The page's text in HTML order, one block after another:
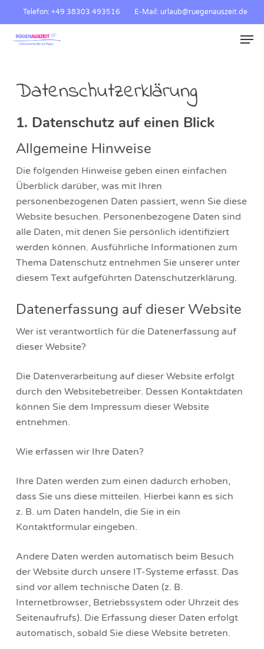
to
main
Telefon: +49 38303 493516 E-Mail: urlaub@ruegenauszeit.de
Datenschutzerklärung
1. Datenschutz auf einen Blick
Allgemeine Hinweise
Die folgenden Hinweise geben einen einfachen
Überblick darüber, was mit Ihren
personenbezogenen Daten passiert, wenn Sie diese
Website besuchen. Personenbezogene Daten sind
alle Daten, mit denen Sie persönlich identifiziert
werden können. Ausführliche Informationen zum
Thema Datenschutz entnehmen Sie unserer unter
diesem Text aufgeführten Datenschutzerklärung.
Datenerfassung auf dieser Website
Wer ist verantwortlich für die Datenerfassung auf
dieser Website?
Die Datenverarbeitung auf dieser Website erfolgt
durch den Websitebetreiber. Dessen Kontaktdaten
können Sie dem Impressum dieser Website
entnehmen.
Wie erfassen wir Ihre Daten?
Ihre Daten werden zum einen dadurch erhoben,
dass Sie uns diese mitteilen. Hierbei kann es sich
z. B. um Daten handeln, die Sie in ein
Kontaktformular eingeben.
Andere Daten werden automatisch beim Besuch
der Website durch unsere IT-Systeme erfasst. Das
sind vor allem technische Daten (z. B.
Internetbrowser, Betriebssystem oder Uhrzeit des
Seitenaufrufs). Die Erfassung dieser Daten erfolgt
automatisch, sobald Sie diese Website betreten.